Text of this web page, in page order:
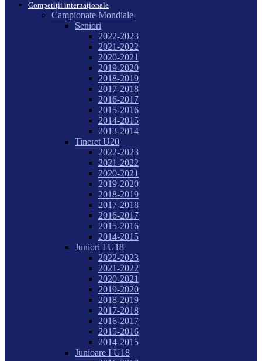
Competiții internaționale
Campionate Mondiale
Seniori
2022-2023
2021-2022
2020-2021
2019-2020
2018-2019
2017-2018
2016-2017
2015-2016
2014-2015
2013-2014
Tineret U20
2022-2023
2021-2022
2020-2021
2019-2020
2018-2019
2017-2018
2016-2017
2015-2016
2014-2015
Juniori I U18
2022-2023
2021-2022
2020-2021
2019-2020
2018-2019
2017-2018
2016-2017
2015-2016
2014-2015
Junioare I U18